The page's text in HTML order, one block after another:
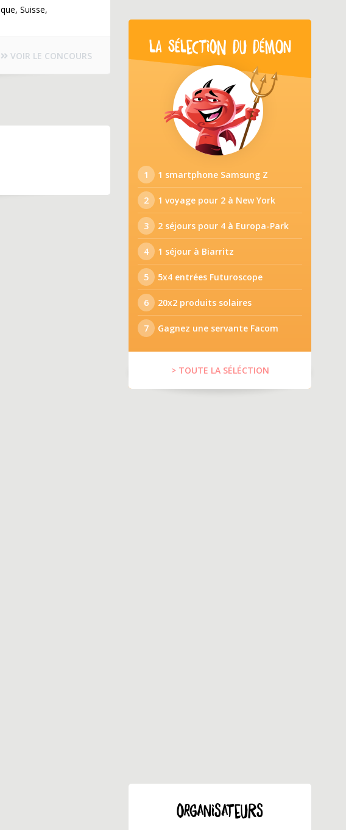
Suisse,
VOIR LE CONCOURS LA SÉLECTION DU DÉMON
1 1 smartphone Samsung Z
2 1 voyage pour 2 à New York
3 2 séjours pour 4 à Europa-Park
4 1 séjour à Biarritz
5 5x4 entrées Futuroscope
6 20x2 produits solaires
7 Gagnez une servante Facom
> TOUTE LA SÉLÉCTION
ORGANISATEURS